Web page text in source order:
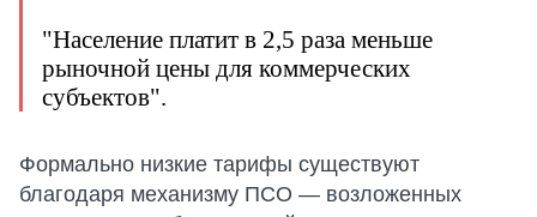
"Население платит в 2,5 раза меньше
рыночной цены для коммерческих
субъектов".
Формально низкие тарифы существуют
благодаря механизму ПСО — возложенных